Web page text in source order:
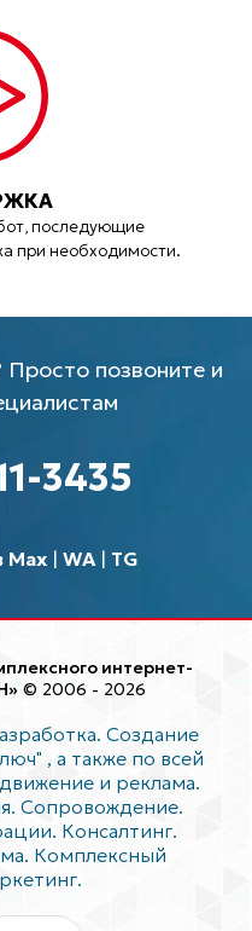
последующие
при необходимости.
позвоните и
3435
Max| WA| TG
интернет-
© 2006 - 2026
Создание
, а также по всей
и реклама.
Сопровождение.
Консалтинг.
Комплексный